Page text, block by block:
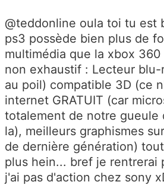
@teddonline oula toi tu est
ps3 possède bien plus de
multimédia que la xbox
non exhaustif : Lecteur blu-
au poil) compatible 3D (ce
internet GRATUIT (car
totalement de notre gueule
la), meilleurs graphismes
de dernière génération)
plus hein... bref je rentrerai
j'ai pas d'action chez sony